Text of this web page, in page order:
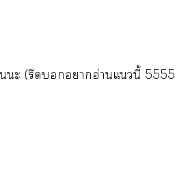
ะ (รีดาอ่านแนี้ 5555